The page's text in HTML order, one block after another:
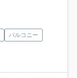
バルコニー